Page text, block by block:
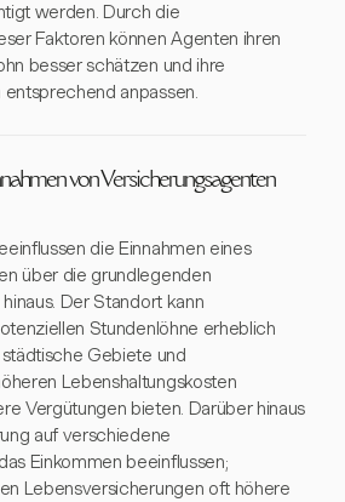
werden. Durch die
Faktoren können Agenten ihren
besser schätzen und ihre
anpassen.
von Versicherungsagenten
die Einnahmen eines
über die grundlegenden
Der Standort kann
Stundenlöhne erheblich
Gebiete und
Lebenshaltungskosten
Vergütungen bieten. Darüber hinaus
auf verschiedene
Einkommen beeinflussen;
Lebensversicherungen oft höhere